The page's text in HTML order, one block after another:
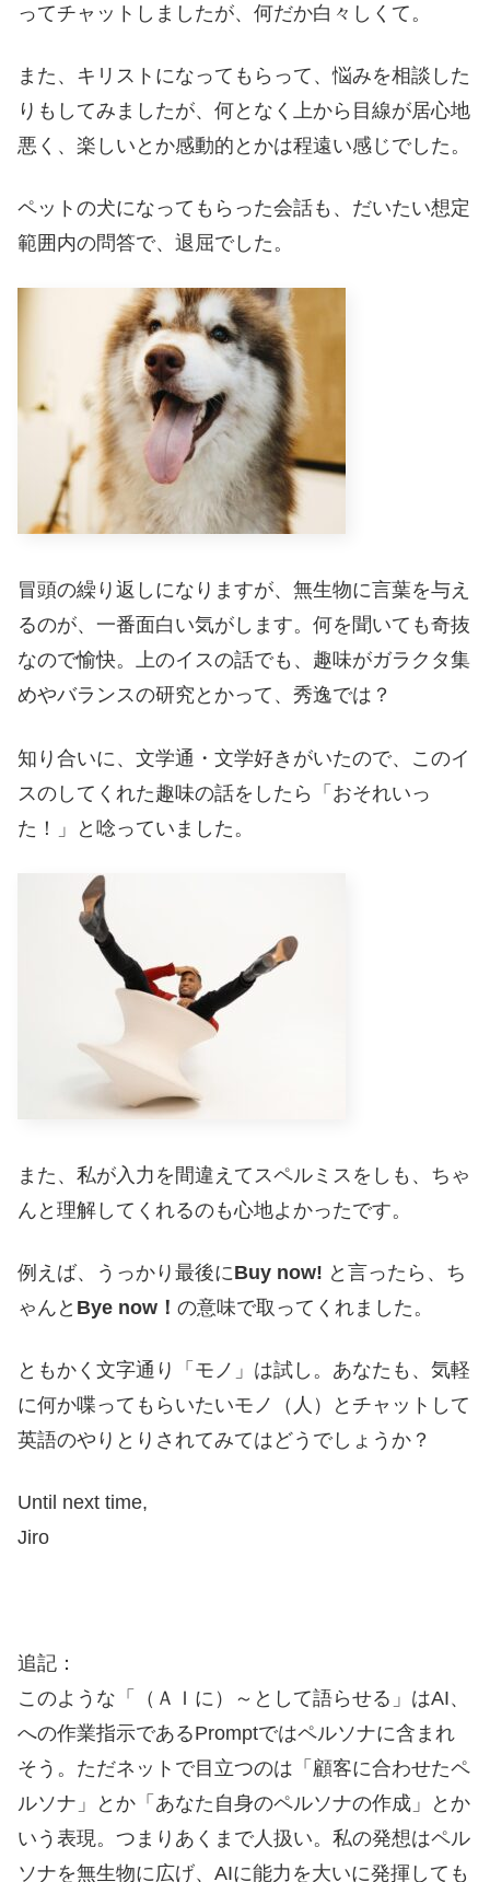
ってチャットしましたが、何だか白々しくて。
また、キリストになってもらって、悩みを相談した
りもしてみましたが、何となく上から目線が居心地
悪く、楽しいとか感動的とかは程遠い感じでした。
ペットの犬になってもらった会話も、だいたい想定
範囲内の問答で、退屈でした。
冒頭の繰り返しになりますが、無生物に言葉を与え
るのが、一番面白い気がします。何を聞いても奇抜
なので愉快。上のイスの話でも、趣味がガラクタ集
めやバランスの研究とかって、秀逸では？
知り合いに、文学通・文学好きがいたので、このイ
スのしてくれた趣味の話をしたら「おそれいっ
た！」と唸っていました。
また、私が入力を間違えてスペルミスをしも、ちゃ
んと理解してくれるのも心地よかったです。
例えば、うっかり最後にBuy now! と言ったら、ち
ゃんと Bye now！ の意味で取ってくれました。
ともかく文字通り「モノ」は試し。あなたも、気軽
に何か喋ってもらいたいモノ（人）とチャットして
英語のやりとりされてみてはどうでしょうか？
Until next time,
Jiro
追記：
このような「（ＡＩに）～として語らせる」はAI、
への作業指示であるPromptではペルソナに含まれ
そう。ただネットで目立つのは「顧客に合わせたペ
ルソナ」とか「あなた自身のペルソナの作成」とか
いう表現。つまりあくまで人扱い。私の発想はペル
ソナを無生物に広げ、AIに能力を大いに発揮しても